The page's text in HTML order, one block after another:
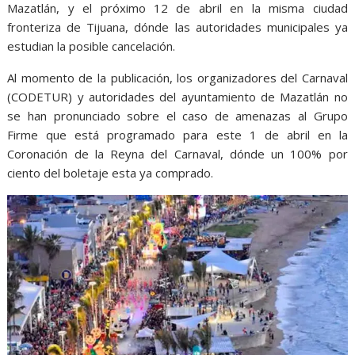
Mazatlán, y el próximo 12 de abril en la misma ciudad
fronteriza de Tijuana, dónde las autoridades municipales ya
estudian la posible cancelación.
Al momento de la publicación, los organizadores del Carnaval
(CODETUR) y autoridades del ayuntamiento de Mazatlán no
se han pronunciado sobre el caso de amenazas al Grupo
Firme que está programado para este 1 de abril en la
Coronación de la Reyna del Carnaval, dónde un 100% por
ciento del boletaje esta ya comprado.